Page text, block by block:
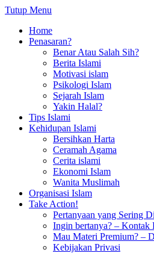
Tutup Menu
Home
Penasaran?
Benar Atau Salah Sih?
Berita Islami
Motivasi islam
Psikologi Islam
Sejarah Islam
Yakin Halal?
Tips Islami
Kehidupan Islami
Bersihkan Harta
Ceramah Agama
Cerita islami
Ekonomi Islam
Wanita Muslimah
Organisasi Islam
Take Action!
Pertanyaan yang Sering
Ingin bertanya? – Kontak
Mau Materi Premium? –
Kebijakan Privasi